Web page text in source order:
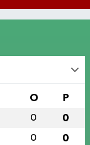
O P
0 0
0 0